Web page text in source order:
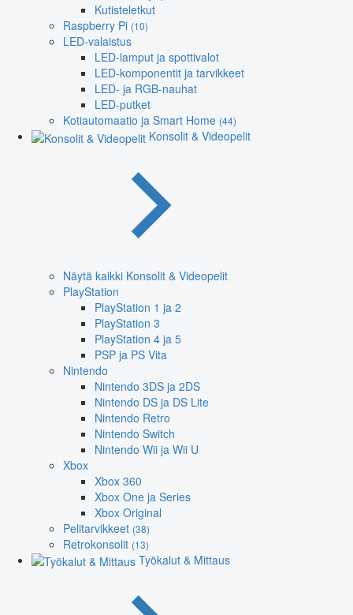
Kutisteletkut
Raspberry Pi (10)
LED-valaistus
LED-lamput ja spottivalot
LED-komponentit ja tarvikkeet
LED- ja RGB-nauhat
LED-putket
Kotiautomaatio ja Smart Home (44)
Konsolit & Videopelit
Näytä kaikki Konsolit & Videopelit
PlayStation
PlayStation 1 ja 2
PlayStation 3
PlayStation 4 ja 5
PSP ja PS Vita
Nintendo
Nintendo 3DS ja 2DS
Nintendo DS ja DS Lite
Nintendo Retro
Nintendo Switch
Nintendo Wii ja Wii U
Xbox
Xbox 360
Xbox One ja Series
Xbox Original
Pelitarvikkeet (38)
Retrokonsolit (13)
Työkalut & Mittaus